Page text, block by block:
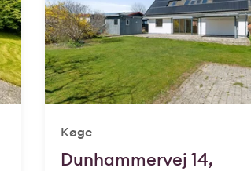
Køge
Dunhammervej 14,